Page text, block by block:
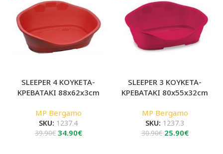
SLEEPER 4 ΚΟΥΚΕΤΑ-
ΚΡΕΒΑΤΑΚΙ 88x62x3cm
MP Bergamo
SKU: 1237.4
39.90€ Original
34.90€Η
SLEEPER 3 ΚΟΥΚΕΤΑ-
ΚΡΕΒΑΤΑΚΙ 80x55x32cm
MP Bergamo
SKU: 1237.3
30.90€ Original
25.90€Η